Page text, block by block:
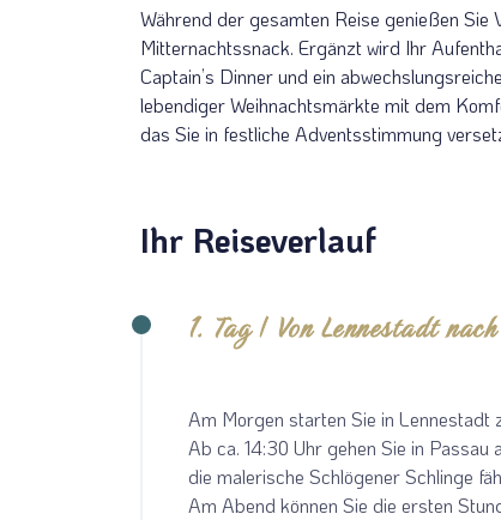
Teile
Während der gesamten Reise genießen
Mitternachtssnack. Ergänzt wird Ihr
Captain’s Dinner und ein
lebendiger Weihnachtsmärkte mit dem
das Sie in festliche Adventsstimmung
Ihr Reiseverlauf
1. Tag | Von Lennestadt
Am Morgen starten Sie in Lennestadt
Ab ca. 14:30 Uhr gehen Sie in Passau
die malerische Schlögener Schlinge
Am Abend können Sie die ersten